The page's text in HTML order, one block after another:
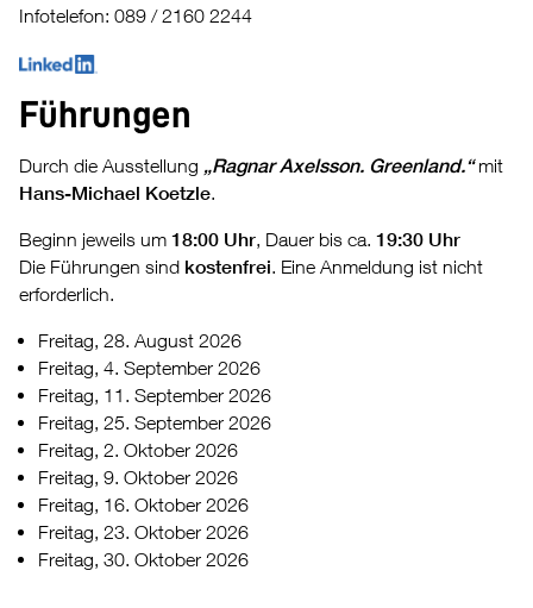
Infotelefon: 089 / 2160 2244
Führungen
Durch die Ausstellung „Ragnar Axelsson. Greenland.“mit
Hans-Michael Koetzle.
Beginn jeweils um 18:00 Uhr, Dauer bis ca. 19:30 Uhr
Die Führungen sind kostenfrei. Eine Anmeldung ist nicht
erforderlich.
Freitag, 28. August 2026
Freitag, 4. September 2026
Freitag, 11. September 2026
Freitag, 25. September 2026
Freitag, 2. Oktober 2026
Freitag, 9. Oktober 2026
Freitag, 16. Oktober 2026
Freitag, 23. Oktober 2026
Freitag, 30. Oktober 2026